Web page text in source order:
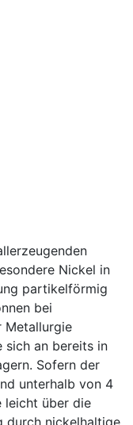
Nickel in
partikelförmig
bei
Metallurgie
sich an bereits in
Sofern der
unterhalb von 4
leicht über die
durch nickelhaltige